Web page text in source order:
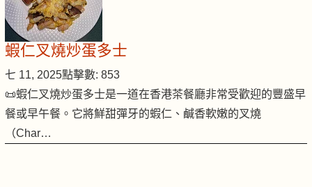
蝦仁叉燒炒蛋多士
七 11, 2025點擊數: 853
📜蝦仁叉燒炒蛋多士是一道在香港茶餐廳非常受歡迎的豐盛早
餐或早午餐。它將鮮甜彈牙的蝦仁、鹹香軟嫩的叉燒
（Char…